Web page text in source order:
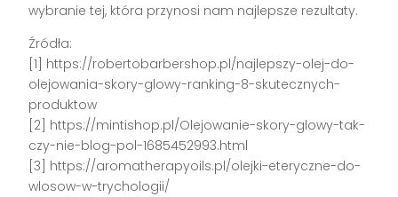
wybranie tej, która przynosi nam najlepsze rezultaty.
Źródła:
[1] https://robertobarbershop.pl/najlepszy-olej-do-
olejowania-skory-glowy-ranking-8-skutecznych-
produktow
[2] https://mintishop.pl/Olejowanie-skory-glowy-tak-
czy-nie-blog-pol-1685452993.html
[3] https://aromatherapyoils.pl/olejki-eteryczne-do-
wlosow-w-trychologii/